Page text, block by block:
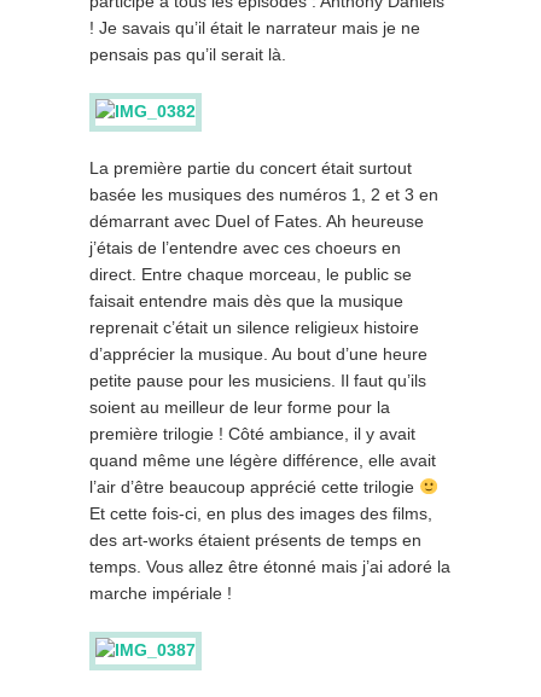
! Je savais qu’il était le narrateur mais je ne
pensais pas qu’il serait là.
La première partie du concert était surtout
basée les musiques des numéros 1, 2 et 3 en
démarrant avec Duel of Fates. Ah heureuse
j’étais de l’entendre avec ces choeurs en
direct. Entre chaque morceau, le public se
faisait entendre mais dès que la musique
reprenait c’était un silence religieux histoire
d’apprécier la musique. Au bout d’une heure
petite pause pour les musiciens. Il faut qu’ils
soient au meilleur de leur forme pour la
première trilogie ! Côté ambiance, il y avait
quand même une légère différence, elle avait
l’air d’être beaucoup apprécié cette trilogie
Et cette fois-ci, en plus des images des films,
des art-works étaient présents de temps en
temps. Vous allez être étonné mais j’ai adoré la
marche impériale !